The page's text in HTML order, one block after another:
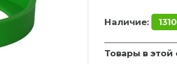
Наличие: 1310
Товары в этой